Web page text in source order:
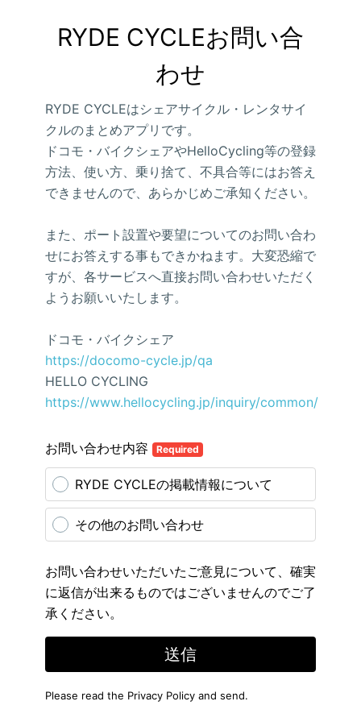
RYDE CYCLEお問い合
わせ
RYDE CYCLEはシェアサイクル・レンタサイ
クルのまとめアプリです。
ドコモ・バイクシェアやHelloCycling等の登録
方法、使い方、乗り捨て、不具合等にはお答え
できませんので、あらかじめご承知ください。
また、ポート設置や要望についてのお問い合わ
せにお答えする事もできかねます。大変恐縮で
すが、各サービスへ直接お問い合わせいただく
ようお願いいたします。
ドコモ・バイクシェア
https://docomo-cycle.jp/qa
HELLO CYCLING
https://www.hellocycling.jp/inquiry/common/
お問い合わせ内容 Required
RYDE CYCLEの掲載情報について
その他のお問い合わせ
お問い合わせいただいたご意見について、確実
に返信が出来るものではございませんのでご了
承ください。
送信
Please read the Privacy Policy and send.